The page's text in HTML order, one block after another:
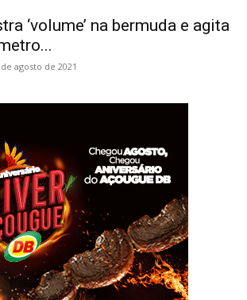
‘volume’ na bermuda e agita
agosto de 2021